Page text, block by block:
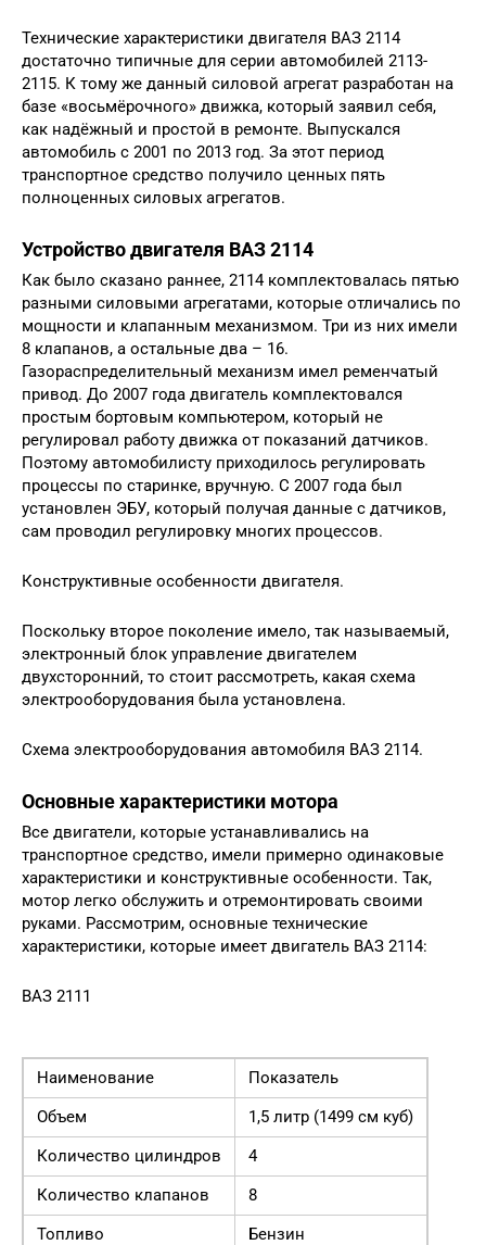
Технические характеристики двигателя ВАЗ 2114
достаточно типичные для серии автомобилей 2113-
2115. К тому же данный силовой агрегат разработан на
базе «восьмёрочного» движка, который заявил себя,
как надёжный и простой в ремонте. Выпускался
автомобиль с 2001 по 2013 год. За этот период
транспортное средство получило ценных пять
полноценных силовых агрегатов.
Устройство двигателя ВАЗ 2114
Как было сказано раннее, 2114 комплектовалась пятью
разными силовыми агрегатами, которые отличались по
мощности и клапанным механизмом. Три из них имели
8 клапанов, а остальные два – 16.
Газораспределительный механизм имел ременчатый
привод. До 2007 года двигатель комплектовался
простым бортовым компьютером, который не
регулировал работу движка от показаний датчиков.
Поэтому автомобилисту приходилось регулировать
процессы по старинке, вручную. С 2007 года был
установлен ЭБУ, который получая данные с датчиков,
сам проводил регулировку многих процессов.
Конструктивные особенности двигателя.
Поскольку второе поколение имело, так называемый,
электронный блок управление двигателем
двухсторонний, то стоит рассмотреть, какая схема
электрооборудования была установлена.
Схема электрооборудования автомобиля ВАЗ 2114.
Основные характеристики мотора
Все двигатели, которые устанавливались на
транспортное средство, имели примерно одинаковые
характеристики и конструктивные особенности. Так,
мотор легко обслужить и отремонтировать своими
руками. Рассмотрим, основные технические
характеристики, которые имеет двигатель ВАЗ 2114:
ВАЗ 2111
Наименование
Показатель
Объем
1,5 литр (1499 см куб)
Количество цилиндров
4
Количество клапанов
8
Топливо
Бензин